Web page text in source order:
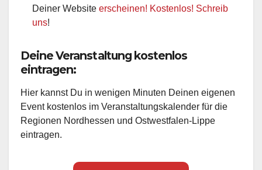
Deiner Website erscheinen! Kostenlos! Schreib
uns!
Deine Veranstaltung kostenlos
eintragen:
Hier kannst Du in wenigen Minuten Deinen eigenen
Event kostenlos im Veranstaltungskalender für die
Regionen Nordhessen und Ostwestfalen-Lippe
eintragen.